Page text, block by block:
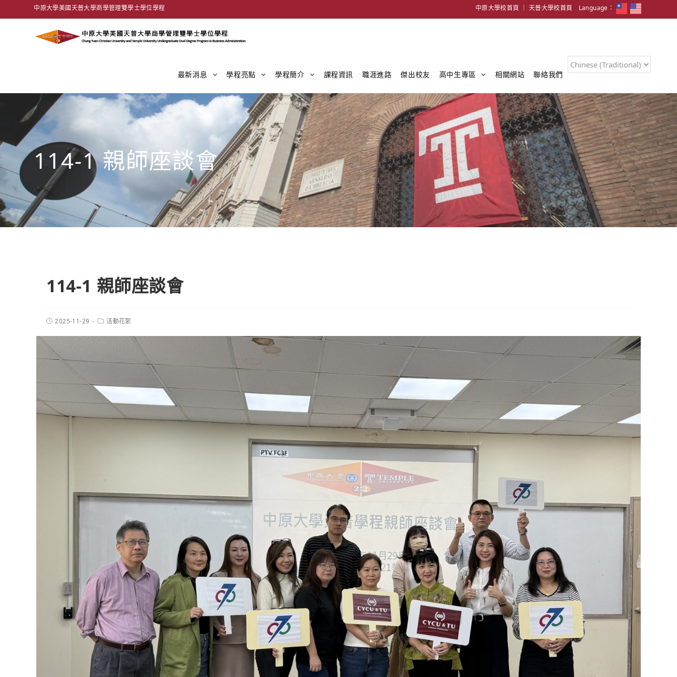
中原大學美國天普大學商學管理雙學士學位學程 Language：
中原大學校首頁 天普大學校首頁
最新消息 學程亮點 學程簡介 課程資訊 職涯進路 傑出校友 高中生專區 相關網站 聯絡我們
114-1 親師座談會
114-1 親師座談會
2025-11-29 活動花絮